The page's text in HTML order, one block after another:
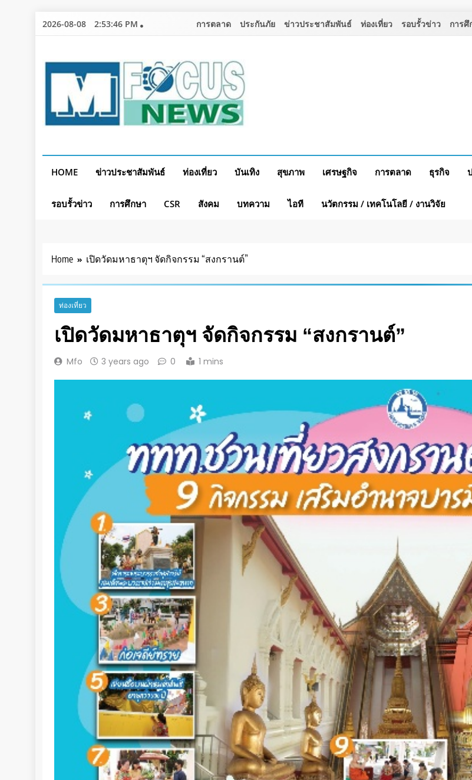
Skip
2026-08-08 2:53:48 PM การตลาด ประกันภัย ข่าวประชาสัมพันธ์ ท่องเที่ยว รอบรั้วข่าว การศึ
HOME ข่าวประชาสัมพันธ์ ท่องเที่ยว บันเทิง สุขภาพ เศรษฐกิจ การตลาด ธุรกิจ
รอบรั้วข่าว การศึกษา CSR สังคม บทความ ไอที นวัตกรรม / เทคโนโลยี / งานวิจัย
Home เปิดวัดมหาธาตุฯ จัดกิจกรรม “สงกรานต์”
ท่องเที่ยว
เปิดวัดมหาธาตุฯ จัดกิจกรรม “สงกรานต์”
Mfo 3 years ago 0 1 mins